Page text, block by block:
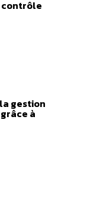
contrôle
gestion
à